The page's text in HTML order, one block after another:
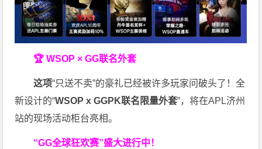
🏆 WSOP × GG联名外套
这项“只送不卖”的豪礼已经被许多玩家问破头了！全
新设计的“WSOP x GGPK联名限量外套”，将在APL济州
站的现场活动柜台亮相。
“GG全球狂欢赛”盛大进行中！